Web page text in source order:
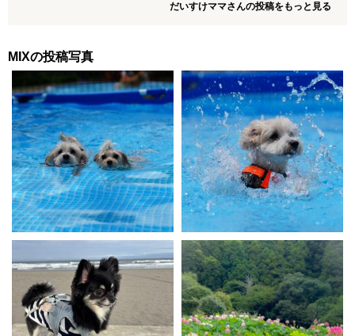
だいすけママさんの投稿をもっと見る
MIXの投稿写真